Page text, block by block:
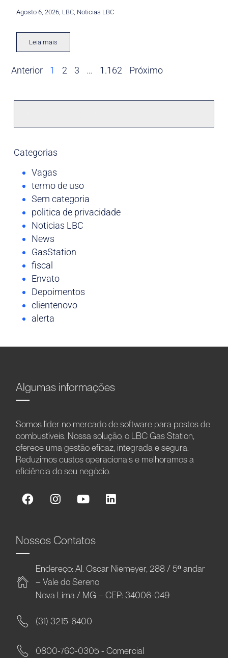
Agosto 6, 2026 LBC Noticias LBC
Leia mais
Anterior 1 2 3 … 1.162 Próximo
Categorias
Vagas
termo de uso
Sem categoria
politica de privacidade
Noticias LBC
News
GasStation
fiscal
Envato
Depoimentos
clientenovo
alerta
Algumas informações
Somos líder no mercado de software para postos de
combustíveis. Nossa solução, o LBC Gas Station,
oferece uma gestão eficaz, integrada e segura.
Reduzimos custos operacionais e melhoramos a
eficiência do seu negócio.
Nossos Contatos
Endereço: Al. Oscar Niemeyer, 288 / 5º andar
– Vale do Sereno
Nova Lima / MG – CEP: 34006-049
(31) 3215-6400
0800-760-0305 - Comercial